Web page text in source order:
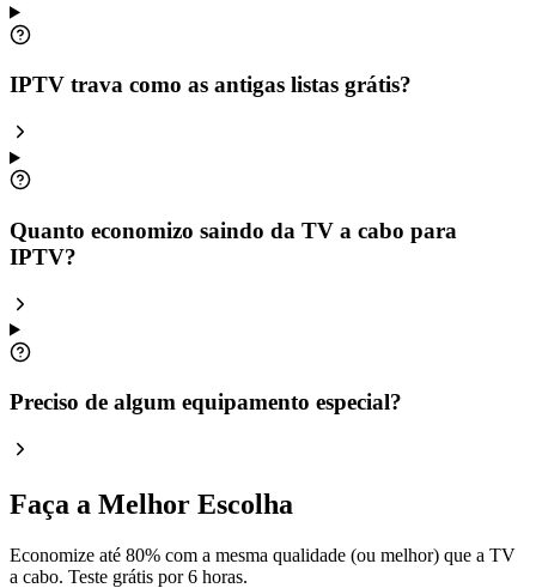
IPTV trava como as antigas listas grátis?
Quanto economizo saindo da TV a cabo para
IPTV?
Preciso de algum equipamento especial?
Faça a Melhor Escolha
Economize até 80% com a mesma qualidade (ou melhor) que a TV
a cabo. Teste grátis por 6 horas.